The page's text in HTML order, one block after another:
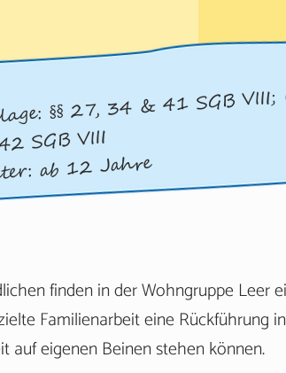
§§ 27, 34 & 41 SGB
SGB VIII
ab 12 Jahre
finden in der Wohngruppe Leer
Familienarbeit eine Rückführung
auf eigenen Beinen stehen können.